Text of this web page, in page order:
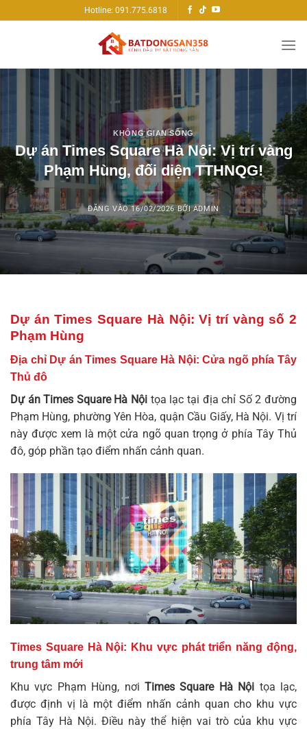
qua
Hotline: 091.775.6818
KHÔNG GIAN SỐNG
Dự án Times Square Hà Nội: Vị trí vàng
Phạm Hùng, đối diện TTHNQG!
ĐĂNG VÀO16/02/2026 BỞIADMIN
Dự án Times Square Hà Nội: Vị trí vàng số 2
Phạm Hùng
Địa chỉ Dự án Times Square Hà Nội: Cửa ngõ phía Tây
Thủ đô
Dự án Times Square Hà Nội tọa lạc tại địa chỉ Số 2 đường
Phạm Hùng, phường Yên Hòa, quận Cầu Giấy, Hà Nội. Vị trí
này được xem là một cửa ngõ quan trọng ở phía Tây Thủ
đô, góp phần tạo điểm nhấn cảnh quan.
Times Square Hà Nội: Khu vực phát triển năng động,
trung tâm mới
Khu vực Phạm Hùng, nơi Times Square Hà Nội tọa lạc,
được định vị là một điểm nhấn cảnh quan cho khu vực
phía Tây Hà Nội. Điều này thể hiện vai trò của khu vực